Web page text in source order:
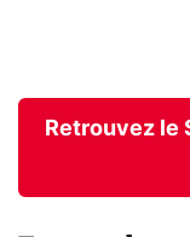
Retrouvez le